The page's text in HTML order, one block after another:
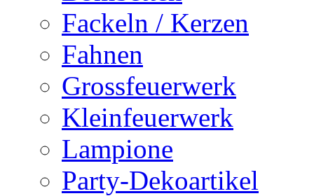
Fackeln / Kerzen
Fahnen
Grossfeuerwerk
Kleinfeuerwerk
Lampione
Party-Dekoartikel